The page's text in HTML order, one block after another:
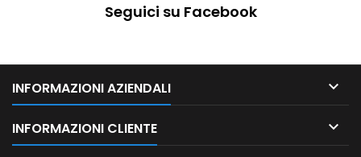
Seguici su Facebook
INFORMAZIONI AZIENDALI 
INFORMAZIONI CLIENTE 